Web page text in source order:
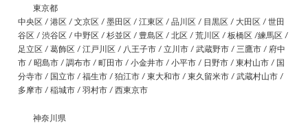
東京都
中央区 / 港区 / 文京区 / 墨田区 / 江東区 / 品川区 / 目黒区 / 大田区 / 世田
谷区 / 渋谷区 / 中野区 / 杉並区 / 豊島区 / 北区 / 荒川区 / 板橋区 /練馬区 /
足立区 / 葛飾区 / 江戸川区 / 八王子市 / 立川市 / 武蔵野市 / 三鷹市 / 府中
市 / 昭島市 / 調布市 / 町田市 / 小金井市 / 小平市 / 日野市 / 東村山市 / 国
分寺市 / 国立市 / 福生市 / 狛江市 / 東大和市 / 東久留米市 / 武蔵村山市 /
多摩市 / 稲城市 / 羽村市 / 西東京市
神奈川県